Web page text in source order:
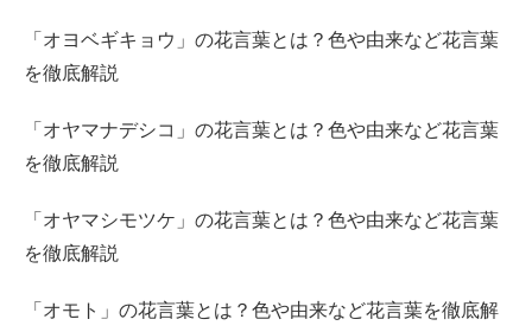
「オヨベギキョウ」の花言葉とは？色や由来など花言葉
を徹底解説
「オヤマナデシコ」の花言葉とは？色や由来など花言葉
を徹底解説
「オヤマシモツケ」の花言葉とは？色や由来など花言葉
を徹底解説
「オモト」の花言葉とは？色や由来など花言葉を徹底解